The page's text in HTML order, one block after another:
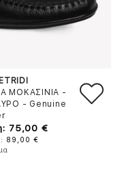
ΜΟΚΑΣΙΝΙΑ -
- Genuine
75,00 €
89,00 €